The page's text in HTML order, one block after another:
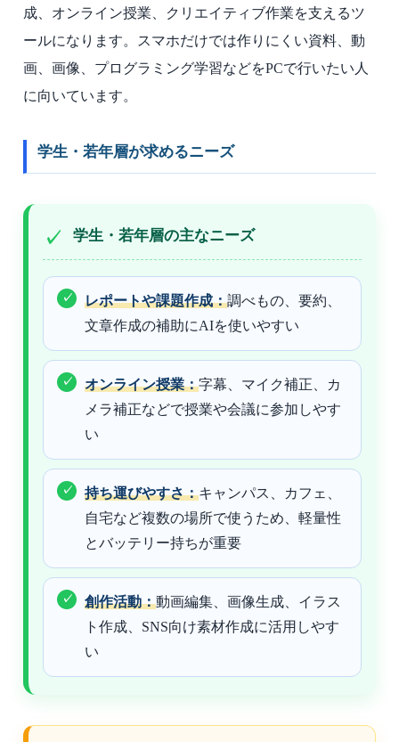
成、オンライン授業、クリエイティブ作業を支えるツ
ールになります。スマホだけでは作りにくい資料、動
画、画像、プログラミング学習などをPCで行いたい人
に向いています。
学生・若年層が求めるニーズ
学生・若年層の主なニーズ
レポートや課題作成：調べもの、要約、
文章作成の補助にAIを使いやすい
オンライン授業：字幕、マイク補正、カ
メラ補正などで授業や会議に参加しやす
い
持ち運びやすさ：キャンパス、カフェ、
自宅など複数の場所で使うため、軽量性
とバッテリー持ちが重要
創作活動：動画編集、画像生成、イラス
ト作成、SNS向け素材作成に活用しやす
い